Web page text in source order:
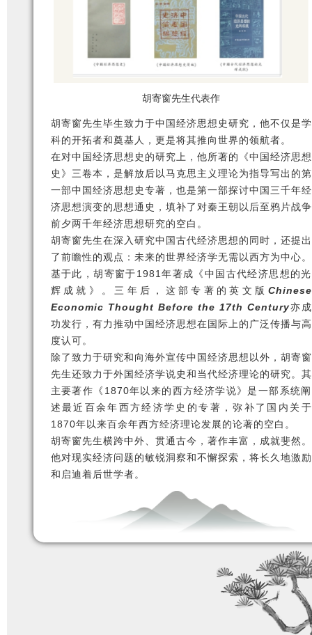
胡寄窗先生代表作
胡寄窗先生毕生致力于中国经济思想史研究，他不仅是学
科的开拓者和奠基人，更是将其推向世界的领航者。
在对中国经济思想史的研究上，他所著的《中国经济思想
史》三卷本，是解放后以马克思主义理论为指导写出的第
一部中国经济思想史专著，也是第一部探讨中国三千年经
济思想演变的思想通史，填补了对秦王朝以后至鸦片战争
前夕两千年经济思想研究的空白。
胡寄窗先生在深入研究中国古代经济思想的同时，还提出
了前瞻性的观点：未来的世界经济学无需以西方为中心。
基于此，胡寄窗于1981年著成《中国古代经济思想的光
辉成就》。三年后，这部专著的英文版 Chinese
Economic Thought Before the 17th Century亦成
功发行，有力推动中国经济思想在国际上的广泛传播与高
度认可。
除了致力于研究和向海外宣传中国经济思想以外，胡寄窗
先生还致力于外国经济学说史和当代经济理论的研究。其
主要著作《1870年以来的西方经济学说》是一部系统阐
述最近百余年西方经济学史的专著，弥补了国内关于
1870年以来百余年西方经济理论发展的论著的空白。
胡寄窗先生横跨中外、贯通古今，著作丰富，成就斐然。
他对现实经济问题的敏锐洞察和不懈探索，将长久地激励
和启迪着后世学者。